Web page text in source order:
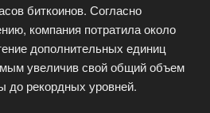
биткоинов. Согласно
компания потратила около
дополнительных единиц
увеличив свой общий объем
до рекордных уровней.